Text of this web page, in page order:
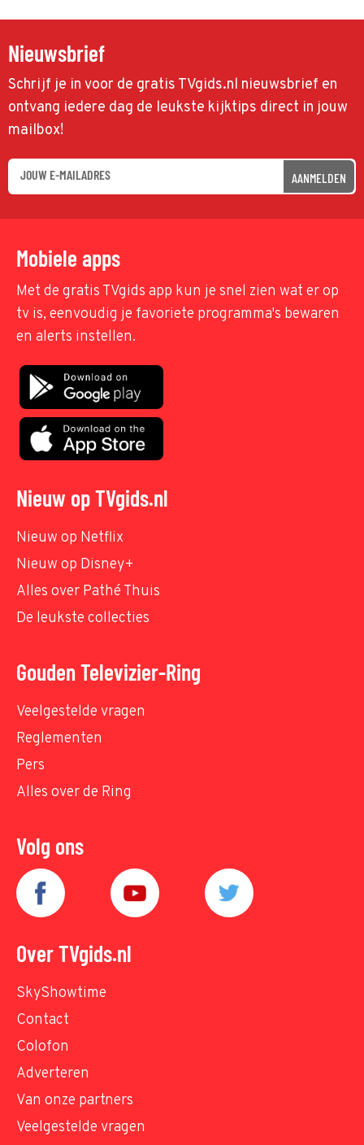
Nieuwsbrief
Schrijf je in voor de gratis TVgids.nl nieuwsbrief en
ontvang iedere dag de leukste kijktips direct in jouw
mailbox!
AANMELDEN
Mobiele apps
Met de gratis TVgids app kun je snel zien wat er op
tv is, eenvoudig je favoriete programma's bewaren
en alerts instellen.
Nieuw op TVgids.nl
Nieuw op Netflix
Nieuw op Disney+
Alles over Pathé Thuis
De leukste collecties
Gouden Televizier-Ring
Veelgestelde vragen
Reglementen
Pers
Alles over de Ring
Volg ons
Over TVgids.nl
SkyShowtime
Contact
Colofon
Adverteren
Van onze partners
Veelgestelde vragen